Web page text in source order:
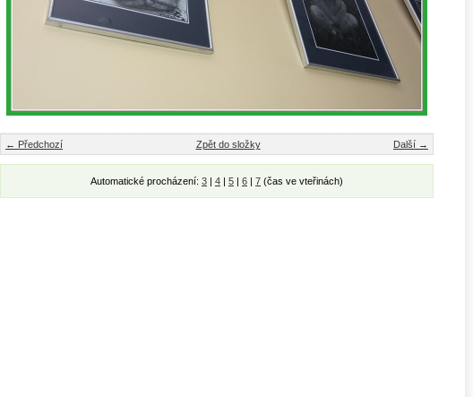
← Předchozí Další →
Zpět do složky
Automatické procházení: 3 | 4 | 5 | 6 | 7 (čas ve vteřinách)